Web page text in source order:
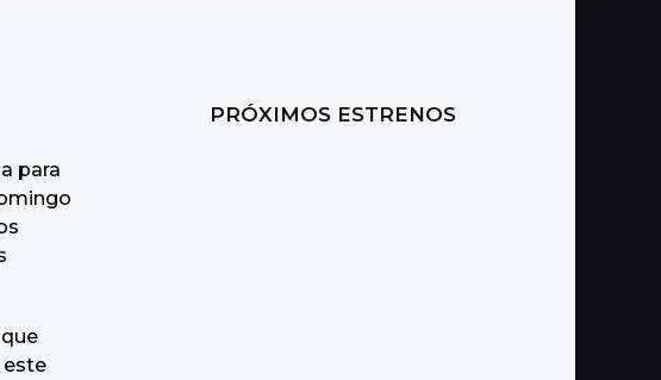
para
este
PRÓXIMOS ESTRENOS